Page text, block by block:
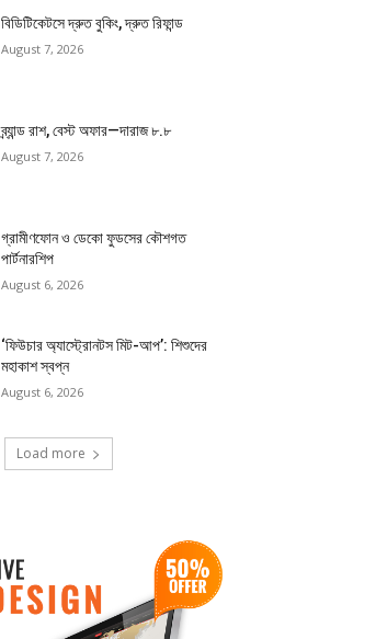
বিডিটিকেটসে দ্রুত বুকিং, দ্রুত রিফান্ড
August 7, 2026
ব্র্যান্ড রাশ, বেস্ট অফার—দারাজ ৮.৮
August 7, 2026
গ্রামীণফোন ও ডেকো ফুডসের কৌশগত
পার্টনারশিপ
August 6, 2026
‘ফিউচার অ্যাস্ট্রোনটস মিট-আপ’: শিশুদের
মহাকাশ স্বপ্ন
August 6, 2026
Load more